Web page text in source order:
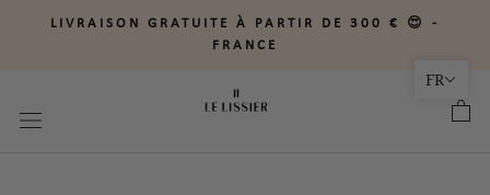
LIVRAISON GRATUITE À PARTIR DE 300 € 😍 -
FRANCE
FR